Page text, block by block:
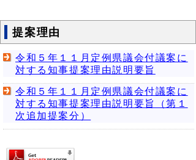
提案理由
令和５年１１月定例県議会付議案に
対する知事提案理由説明要旨
令和５年１１月定例県議会付議案に
対する知事提案理由説明要旨（第１
次追加提案分）